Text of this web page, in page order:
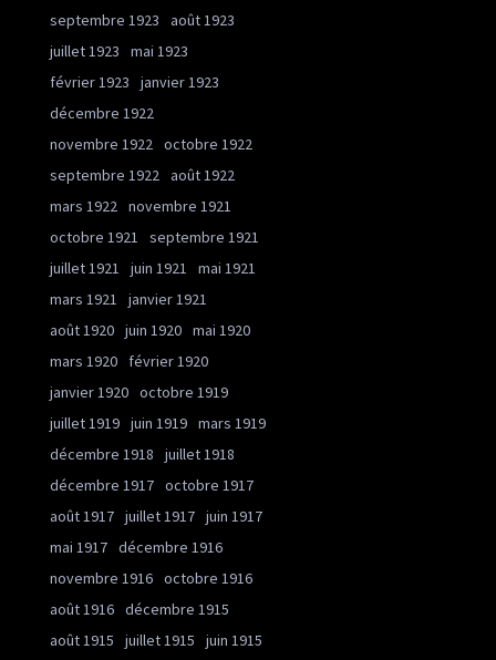
septembre 1923
août 1923
juillet 1923
mai 1923
février 1923
janvier 1923
décembre 1922
novembre 1922 octobre 1922
septembre 1922 août 1922
mars 1922 novembre 1921
octobre 1921
septembre 1921
juillet 1921
juin 1921
mai 1921
mars 1921
janvier 1921
août 1920 juin 1920 mai 1920
mars 1920
février 1920
janvier 1920 octobre 1919
juillet 1919 juin 1919 mars 1919
décembre 1918
juillet 1918
décembre 1917 octobre 1917
août 1917 juillet 1917 juin 1917
mai 1917 décembre 1916
novembre 1916 octobre 1916
août 1916 décembre 1915
août 1915
juillet 1915
juin 1915